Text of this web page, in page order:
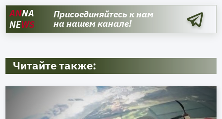
ANNA
NEWS
Присоединяйтесь к нам
на нашем канале!
Читайте также: